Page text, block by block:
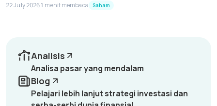
22 July 20261 menit membaca Saham
Analisis
Analisa pasar yang mendalam
Blog
Pelajari lebih lanjut strategi investasi dan